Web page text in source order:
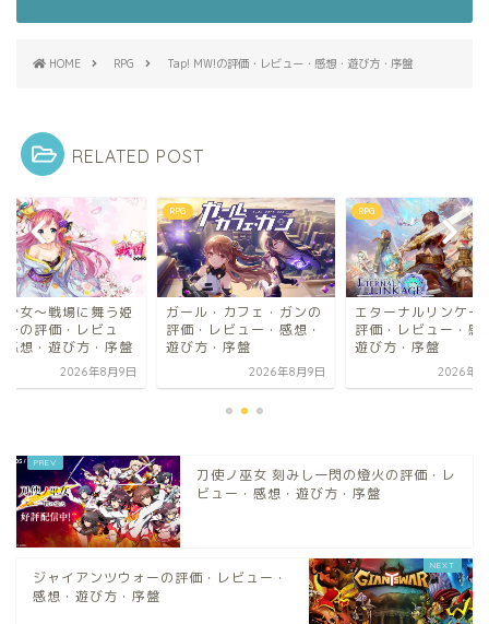
HOME RPG Tap! MW!の評価・レビュー・感想・遊び方・序盤
RELATED POST
ル・カフェ・ガンの
レビュー・感想・
方・序盤
2026年8月9日
RPG
エターナルリンケージの
評価・レビュー・感想・
遊び方・序盤
2026年8月8日
RPG
戦国少女～戦場に舞
たち～の評価・レビ
ー・感想・遊び方・
2026年8
刀使ノ巫女 刻みし一閃の燈火の評価・レ
ビュー・感想・遊び方・序盤
ジャイアンツウォーの評価・レビュー・
感想・遊び方・序盤